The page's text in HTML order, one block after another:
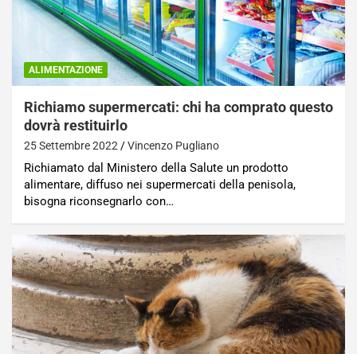
ALIMENTAZIONE
Richiamo supermercati: chi ha comprato questo
dovrà restituirlo
25 Settembre 2022 Vincenzo Pugliano
Richiamato dal Ministero della Salute un prodotto
alimentare, diffuso nei supermercati della penisola,
bisogna riconsegnarlo con…